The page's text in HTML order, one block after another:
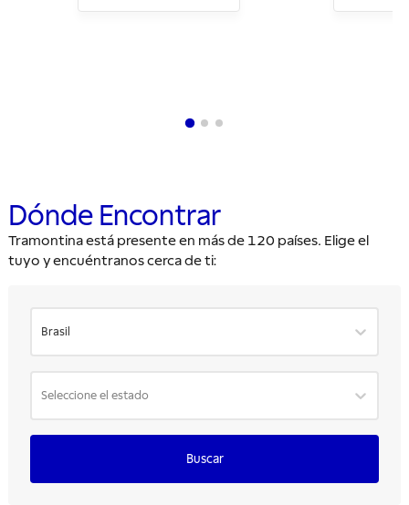
Dónde Encontrar
Tramontina está presente en más de 120 países. Elige el
tuyo y encuéntranos cerca de ti:
Brasil
Seleccione el estado
Buscar